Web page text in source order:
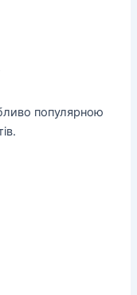
популярною